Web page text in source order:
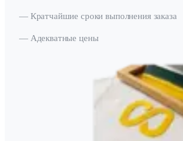
— Кратчайшие сроки выполнения заказа
— Адекватные цены